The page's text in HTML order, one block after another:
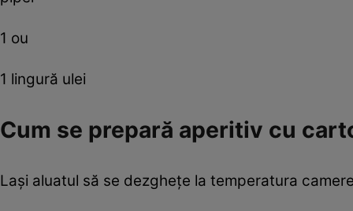
1 ou
1 lingură ulei
Cum se prepară aperitiv cu
Laşi aluatul să se dezgheţe la temperatura